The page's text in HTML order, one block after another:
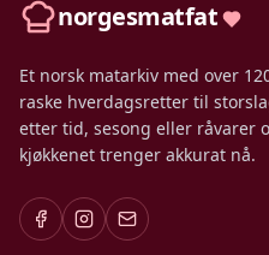
norgesmatfat
Et norsk matarkiv med over
raske hverdagsretter til
etter tid, sesong eller råvarer
kjøkkenet trenger akkurat nå.